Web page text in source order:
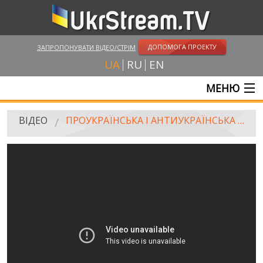
ЗАПРОПОНУВАТИ ВІДЕО/СТРІМ ДОПОМОГА ПРОЕКТУ
UA RU EN
МЕНЮ
ГОЛОВНА
ВІДЕО ПРОУКРАЇНСЬКА І АНТИУКРАЇНСЬКА ДЕМОНСТРАЦІЇ В ХЕРСОНІ, 22.03.2014